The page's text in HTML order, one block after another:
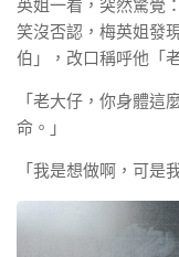
英姐一看，突然驚覺
笑沒否認，梅英姐發
伯」，改口稱呼他「
「老大仔，你身體這
命。」
「我是想做啊，可是